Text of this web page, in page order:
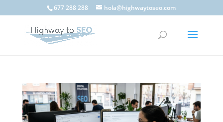
677 288 288 hola@highwaytoseo.com